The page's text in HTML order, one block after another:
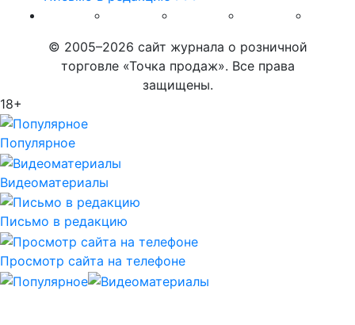
© 2005–2026 сайт журнала о розничной
торговле «Точка продаж». Все права
защищены.
18+
Популярное
Видеоматериалы
Письмо в редакцию
Просмотр сайта на телефоне